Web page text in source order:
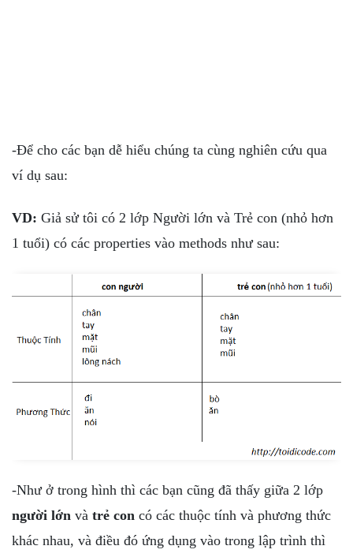
-Để cho các bạn dễ hiểu chúng ta cùng nghiên cứu qua
ví dụ sau:
VD: Giả sử tôi có 2 lớp Người lớn và Trẻ con (nhỏ hơn
1 tuổi) có các properties vào methods như sau:
-Như ở trong hình thì các bạn cũng đã thấy giữa 2 lớp
người lớn và trẻ con có các thuộc tính và phương thức
khác nhau, và điều đó ứng dụng vào trong lập trình thì